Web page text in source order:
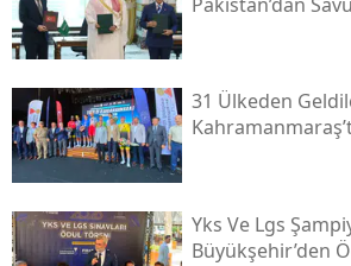
31 Ülkeden
Yks Ve Lgs
Büyükşehir’den